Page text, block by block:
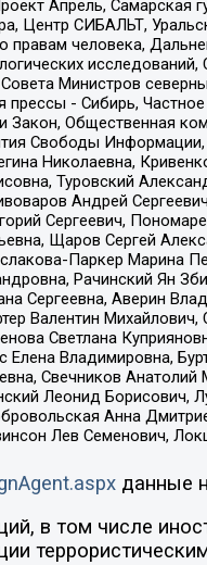
Апрель,
Центр СИБАЛЬТ,
правам человека,
Министров
- Сибирь,
Общественная
Свободы
Николаевна,
Туровский
Андрей
Сергеевич,
Щаров Сергей
Паркер Марина
Рачинский Ян
Сергеевна, Аверин
Валентин
Светлана
Елена Владимировна,
Свечников
Леонид
Анна
Лев Семенович,
данные
в том числе